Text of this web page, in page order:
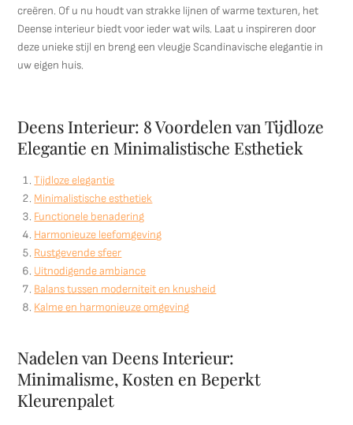
creëren. Of u nu houdt van strakke lijnen of warme texturen, het
Deense interieur biedt voor ieder wat wils. Laat u inspireren door
deze unieke stijl en breng een vleugje Scandinavische elegantie in
uw eigen huis.
Deens Interieur: 8 Voordelen van Tijdloze
Elegantie en Minimalistische Esthetiek
Tijdloze elegantie
Minimalistische esthetiek
Functionele benadering
Harmonieuze leefomgeving
Rustgevende sfeer
Uitnodigende ambiance
Balans tussen moderniteit en knusheid
Kalme en harmonieuze omgeving
Nadelen van Deens Interieur:
Minimalisme, Kosten en Beperkt
Kleurenpalet